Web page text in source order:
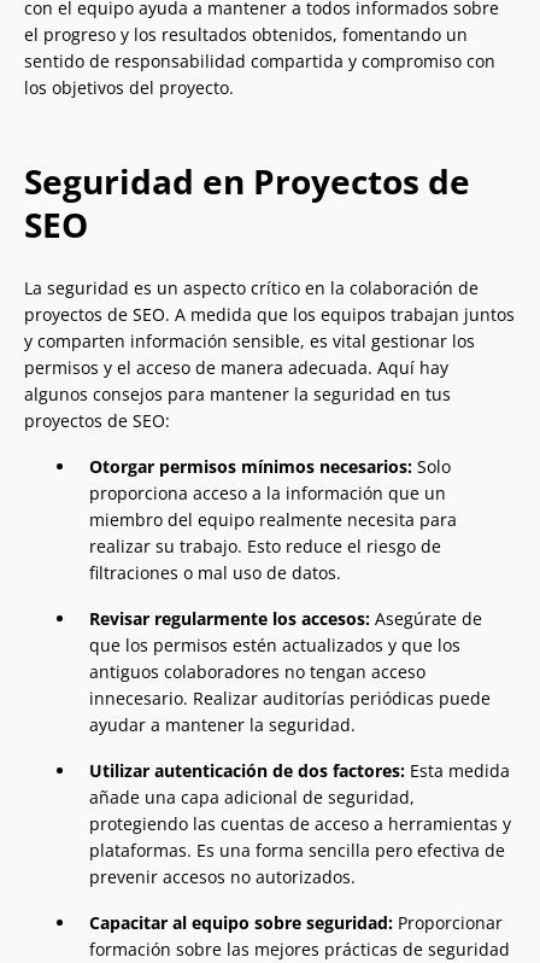
con el equipo ayuda a mantener a todos informados sobre
el progreso y los resultados obtenidos, fomentando un
sentido de responsabilidad compartida y compromiso con
los objetivos del proyecto.
Seguridad en Proyectos de
SEO
La seguridad es un aspecto crítico en la colaboración de
proyectos de SEO. A medida que los equipos trabajan juntos
y comparten información sensible, es vital gestionar los
permisos y el acceso de manera adecuada. Aquí hay
algunos consejos para mantener la seguridad en tus
proyectos de SEO:
Otorgar permisos mínimos necesarios: Solo
proporciona acceso a la información que un
miembro del equipo realmente necesita para
realizar su trabajo. Esto reduce el riesgo de
filtraciones o mal uso de datos.
Revisar regularmente los accesos: Asegúrate de
que los permisos estén actualizados y que los
antiguos colaboradores no tengan acceso
innecesario. Realizar auditorías periódicas puede
ayudar a mantener la seguridad.
Utilizar autenticación de dos factores: Esta medida
añade una capa adicional de seguridad,
protegiendo las cuentas de acceso a herramientas y
plataformas. Es una forma sencilla pero efectiva de
prevenir accesos no autorizados.
Capacitar al equipo sobre seguridad: Proporcionar
formación sobre las mejores prácticas de seguridad